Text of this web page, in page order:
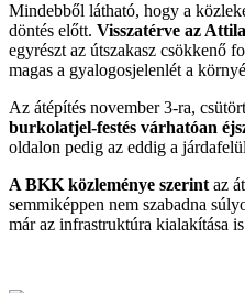
Mindebből látható, hogy a
döntés előtt. Visszatérve az
egyrészt az útszakasz csökkenő
magas a gyalogosjelenlét a
Az átépítés november 3-ra,
burkolatjel-festés várhatóan
oldalon pedig az eddig a
A BKK közleménye szerint az
semmiképpen nem szabadna
már az infrastruktúra kialakítása